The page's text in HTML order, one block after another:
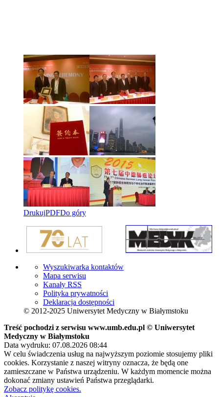
DrukujPDFDo góry
Wyszukiwarka kontaktów
Mapa serwisu
Kanały RSS
Polityka prywatności
Deklaracja dostępności
© 2012-2025 Uniwersytet Medyczny w Białymstoku
Treść pochodzi z serwisu www.umb.edu.pl © Uniwersytet
Medyczny w Białymstoku
Data wydruku: 07.08.2026 08:44
W celu świadczenia usług na najwyższym poziomie stosujemy pliki
cookies. Korzystanie z naszej witryny oznacza, że będą one
zamieszczane w Państwa urządzeniu. W każdym momencie można
dokonać zmiany ustawień Państwa przeglądarki.
Zobacz politykę cookies.